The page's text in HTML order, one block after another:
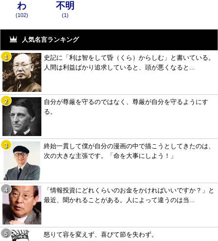
わ
(102)
不明
(1)
人気名言ランキング
史記に「利は智をして昏（くら）からしむ」と書いている。
人間は利益ばかり追求していると、頭が悪くなると...
自分が尊厳を守るのではなく、尊厳が自分を守るようにす
る。
終始一貫して僕が自分の漫画の中で描こうとしてきたのは、
次の大きな主張です。「命を大事にしよう！」
「情報投資にどれくらいのお金をかければいいですか？」と
最近、聞かれることがある。人によって違うのは当...
怒りて容を変えず、喜びて節を失わず。